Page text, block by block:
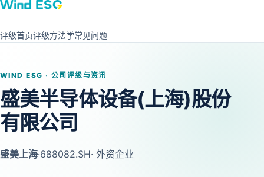
评级首页评级方法学常见问题
WIND ESG · 公司评级与资讯
盛美半导体设备(上海)股份
有限公司
盛美上海·688082.SH· 外资企业